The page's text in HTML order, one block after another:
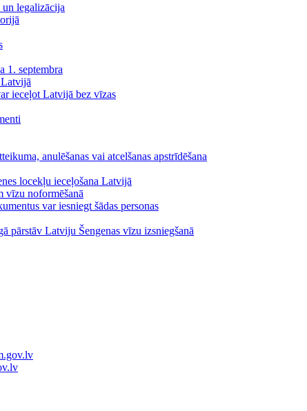
legalizācija
1. septembra
ieceļot Latvijā bez vīzas
anulēšanas vai atcelšanas apstrīdēšana
locekļu ieceļošana Latvijā
vīzu noformēšanā
var iesniegt šādas personas
pārstāv Latviju Šengenas vīzu izsniegšanā